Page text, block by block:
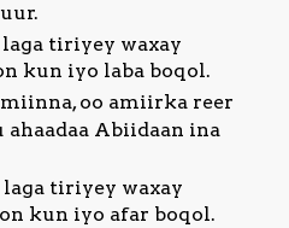
tiriyey waxay
kun iyo laba boqol.
oo amiirka reer
Abiidaan ina
tiriyey waxay
kun iyo afar boqol.